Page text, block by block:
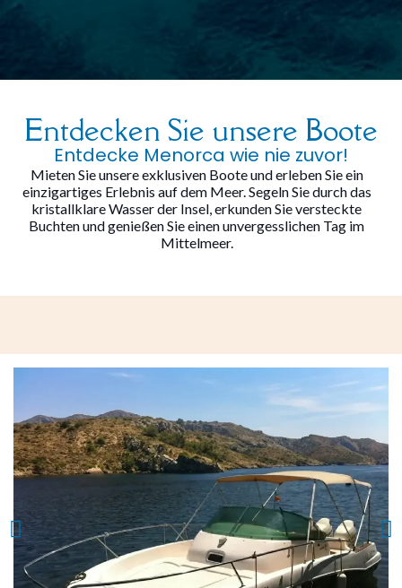
Entdecken Sie unsere Boote
Entdecke Menorca wie nie zuvor!
Mieten Sie unsere exklusiven Boote und erleben Sie ein
einzigartiges Erlebnis auf dem Meer. Segeln Sie durch das
kristallklare Wasser der Insel, erkunden Sie versteckte
Buchten und genießen Sie einen unvergesslichen Tag im
Mittelmeer.